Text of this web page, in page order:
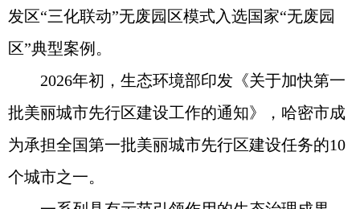
发区“三化联动”无废园区模式入选国家“无废园
区”典型案例。
2026年初，生态环境部印发《关于加快第一
批美丽城市先行区建设工作的通知》，哈密市成
为承担全国第一批美丽城市先行区建设任务的10
个城市之一。